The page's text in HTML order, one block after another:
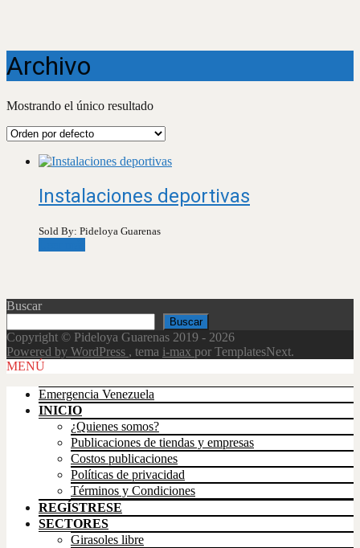
Archivo
Mostrando el único resultado
Instalaciones deportivas
Sold By: Pideloya Guarenas
Buscar
Buscar
Copyright © Pideloya Guarenas 2019 - 2026
Powered by WordPress , tema i-max por TemplatesNext.
Scroll
MENÚ
Emergencia Venezuela
INICIO
¿Quienes somos?
Publicaciones de tiendas y empresas
Costos publicaciones
Políticas de privacidad
Términos y Condiciones
REGÍSTRESE
SECTORES
Girasoles libre